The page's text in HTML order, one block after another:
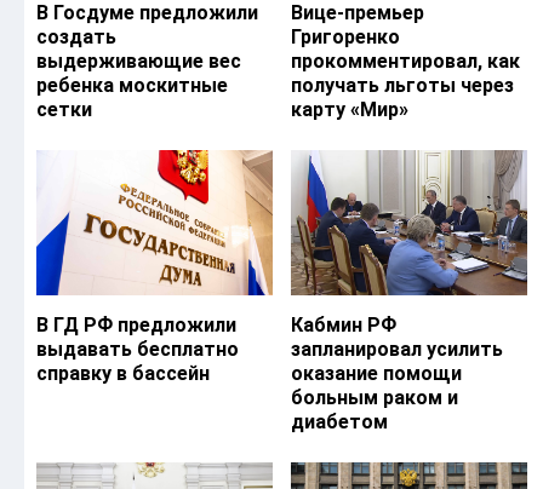
В Госдуме предложили
создать
выдерживающие вес
ребенка москитные
сетки
Вице-премьер
Григоренко
прокомментировал, как
получать льготы через
карту «Мир»
В ГД РФ предложили
выдавать бесплатно
справку в бассейн
Кабмин РФ
запланировал усилить
оказание помощи
больным раком и
диабетом